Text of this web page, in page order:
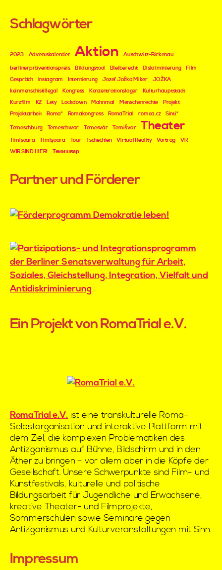
Schlagwörter
2023 Adventskalender Aktion Auschwitz-Birkenau
berlinerpräventionspreis Bildungstool Bleiberecht Diskriminierung
Film
Gespräch
Instagram Internierung Jozef Jožka Miker
JOŽKA
keinmenschistillegal
Kongress Konzentrationslager
Kulturhauptstadt
Kurzfilm
KZ Lety Lockdown Mahnmal Menschenrechte
Projekt
Projektarbeit
Roma* Romakongress RomaTrial romea.cz Sinti*
Temeschburg Temeschwar Temesvár Temišvar Theater
Timisoara Timișoara Tour Tschechien Virtual Reality Vortrag
VR
WIR SIND HIER!
Темишвар
Partner und Förderer
Ein Projekt von RomaTrial e.V.
RomaTrial e.V. ist eine transkulturelle Roma-
Selbstorganisation und interaktive Plattform mit
dem Ziel, die komplexen Problematiken des
Antiziganismus auf Bühne, Bildschirm und in den
Äther zu bringen – vor allem aber in die Köpfe der
Gesellschaft. Unsere Schwerpunkte sind Film- und
Kunstfestivals, kulturelle und politische
Bildungsarbeit für Jugendliche und Erwachsene,
kreative Theater- und Filmprojekte,
Sommerschulen sowie Seminare gegen
Antiziganismus und Kulturveranstaltungen mit Sinn.
Impressum